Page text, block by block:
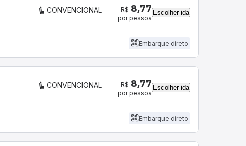
CONVENCIONAL R$ 8,77
por pessoa
Escolher ida
Embarque direto
CONVENCIONAL R$ 8,77
por pessoa
Escolher ida
Embarque direto